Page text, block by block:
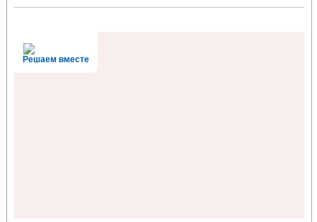
Решаем вместе